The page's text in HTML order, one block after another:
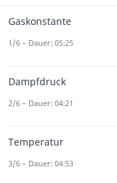
Gliederung
Gaskonstante
1/6 – Dauer: 05:25
Dampfdruck
2/6 – Dauer: 04:21
Temperatur
3/6 – Dauer: 04:53